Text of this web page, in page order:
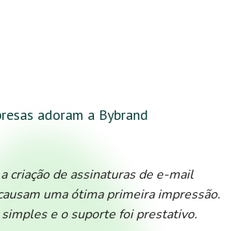
adoram a Bybrand
criação de assinaturas de e-mail
uma ótima primeira impressão.
e o suporte foi prestativo.